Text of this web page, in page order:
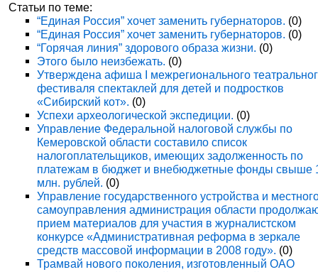
Статьи по теме:
“Единая Россия” хочет заменить губернаторов. (0)
“Единая Россия” хочет заменить губернаторов. (0)
“Горячая линия” здорового образа жизни. (0)
Этого было неизбежать. (0)
Утверждена афиша I межрегионального
фестиваля спектаклей для детей и подростков
«Сибирский кот». (0)
Успехи археологической экспедиции. (0)
Управление Федеральной налоговой службы по
Кемеровской области составило список
налогоплательщиков, имеющих задолженность по
платежам в бюджет и внебюджетные фонды свыше
млн. рублей. (0)
Управление государственного устройства и
самоуправления администрация области
прием материалов для участия в журналистском
конкурсе «Административная реформа в зеркале
средств массовой информации в 2008 году». (0)
Трамвай нового поколения, изготовленный ОАО